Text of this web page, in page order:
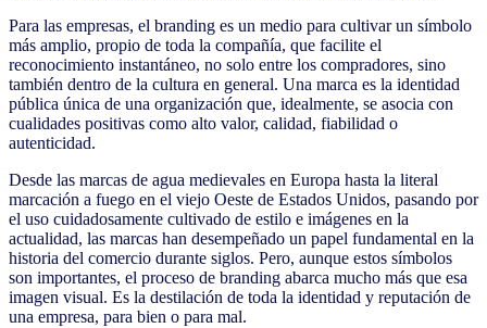
Para las empresas, el branding es un medio para cultivar un símbolo
más amplio, propio de toda la compañía, que facilite el
reconocimiento instantáneo, no solo entre los compradores, sino
también dentro de la cultura en general. Una marca es la identidad
pública única de una organización que, idealmente, se asocia con
cualidades positivas como alto valor, calidad, fiabilidad o
autenticidad.
Desde las marcas de agua medievales en Europa hasta la literal
marcación a fuego en el viejo Oeste de Estados Unidos, pasando por
el uso cuidadosamente cultivado de estilo e imágenes en la
actualidad, las marcas han desempeñado un papel fundamental en la
historia del comercio durante siglos. Pero, aunque estos símbolos
son importantes, el proceso de branding abarca mucho más que esa
imagen visual. Es la destilación de toda la identidad y reputación de
una empresa, para bien o para mal.